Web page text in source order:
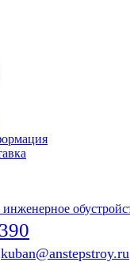
kuban@anstepstroy.ru